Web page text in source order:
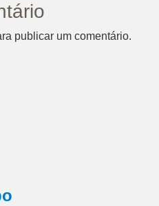
publicar um comentário.